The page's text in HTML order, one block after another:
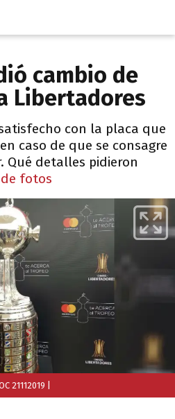
cambio de
Libertadores
con la placa que
caso de que se consagre
Qué detalles pidieron
fotos
21112019